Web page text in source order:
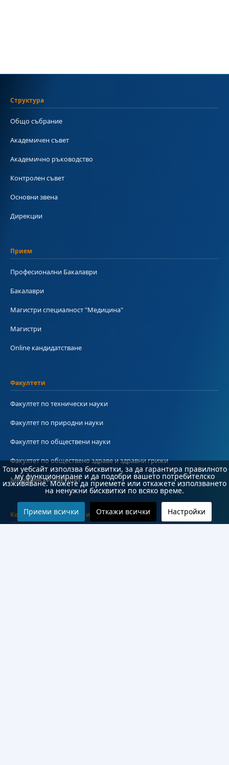
Структура
Общо събрание
Академичен съвет
Академично ръководство
Контролен съвет
Основни звена
Дирекции
Прием
Професионални Бакалаври
Бакалаври
Магистри специалност "Медицина"
Магистри
Online кандидатстване
Факултети
Факултет по технически науки
Факултет по природни науки
Факултет по обществени науки
Факултет по обществено здраве и здравни грижи
Медицински факултет
Колежи и департаменти
Този уебсайт използва бисквитки, за да гарантира правилното
му функциониране и да подобри вашето потребителско
изживяване. Можете да приемете или откажете използването
на ненужни бисквитки по всяко време.
Приеми всички Откажи всички Настройки